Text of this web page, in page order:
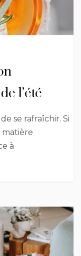
l’été
se rafraîchir. Si
matière
à